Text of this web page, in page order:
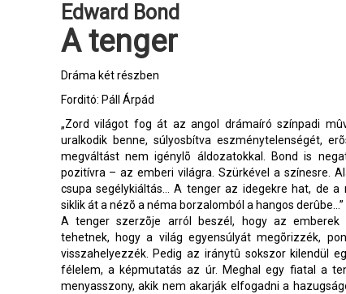
Edward Bond
A tenger
Dráma két részben
Forditó: Páll Árpád
„Zord világot fog át az angol drámaíró színpadi
uralkodik benne, súlyosbítva eszménytelenségét,
megváltást nem igénylõ áldozatokkal. Bond is
pozitívra – az emberi világra. Szürkével a színesre.
csupa segélykiáltás… A tenger az idegekre hat, de a
siklik át a nézõ a néma borzalomból a hangos derûbe…”
A tenger szerzõje arról beszél, hogy az emberek
tehetnek, hogy a világ egyensúlyát megõrizzék,
visszahelyezzék. Pedig az iránytû sokszor kilendül
félelem, a képmutatás az úr. Meghal egy fiatal a
menyasszony, akik nem akarják elfogadni a